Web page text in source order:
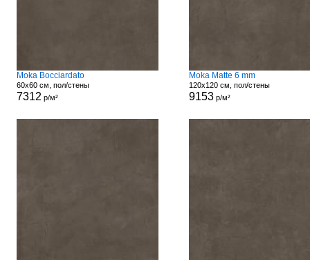
Moka Bocciardato
60x60 см, пол/стены
7312 р/м²
Moka Matte 6 mm
120x120 см, пол/стены
9153р/м²